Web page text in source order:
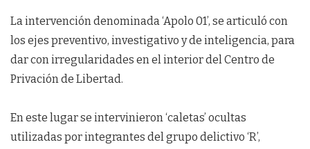
La intervención denominada ‘Apolo 01’, se articuló con
los ejes preventivo, investigativo y de inteligencia, para
dar con irregularidades en el interior del Centro de
Privación de Libertad.
En este lugar se intervinieron ‘caletas’ ocultas
utilizadas por integrantes del grupo delictivo ‘R’,